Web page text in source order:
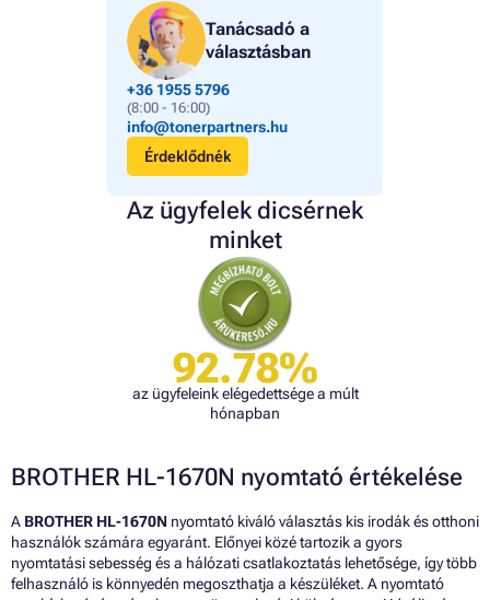
Tanácsadó a
választásban
+36 1955 5796
(8:00 - 16:00)
info@tonerpartners.hu
Érdeklődnék
Az ügyfelek dicsérnek
minket
92.78%
az ügyfeleink elégedettsége a múlt
hónapban
BROTHER HL-1670N nyomtató értékelése
A BROTHER HL-1670N nyomtató kiváló választás kis irodák és otthoni
használók számára egyaránt. Előnyei közé tartozik a gyors
nyomtatási sebesség és a hálózati csatlakoztatás lehetősége, így több
felhasználó is könnyedén megoszthatja a készüléket. A nyomtató